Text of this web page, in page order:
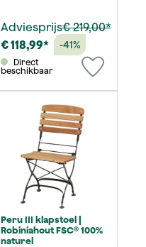
Adviesprijs€ 219,00*
€ 118,99*
-41%
beschikbaar
Peru III klapstoel |
Robiniahout FSC® 100%
naturel